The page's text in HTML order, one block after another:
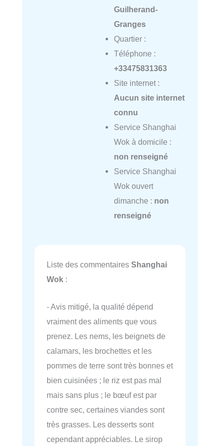
Guilherand-
Granges
Quartier :
Téléphone :
+33475831363
Site internet :
Aucun site internet
connu
Service Shanghai
Wok à domicile :
non renseigné
Service Shanghai
Wok ouvert
dimanche : non
renseigné
Liste des commentaires Shanghai
Wok :
- Avis mitigé, la qualité dépend
vraiment des aliments que vous
prenez. Les nems, les beignets de
calamars, les brochettes et les
pommes de terre sont très bonnes et
bien cuisinées ; le riz est pas mal
mais sans plus ; le bœuf est par
contre sec, certaines viandes sont
très grasses. Les desserts sont
cependant appréciables. Le sirop